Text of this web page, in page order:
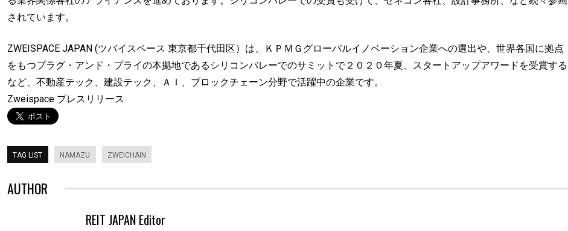
されています。
ZWEISPACE JAPAN (ツバイスペース 東京都千代田区）は、ＫＰＭＧグローバルイノベーション企業への選出や、世界各国に拠点
をもつプラグ・アンド・プライの本拠地であるシリコンバレーでのサミットで２０２０年夏、スタートアップアワードを受賞する
など、不動産テック、建設テック、ＡＩ、ブロックチェーン分野で活躍中の企業です。
Zweispace プレスリリース
TAG LIST NAMAZU ZWEICHAIN
AUTHOR
REIT JAPAN Editor